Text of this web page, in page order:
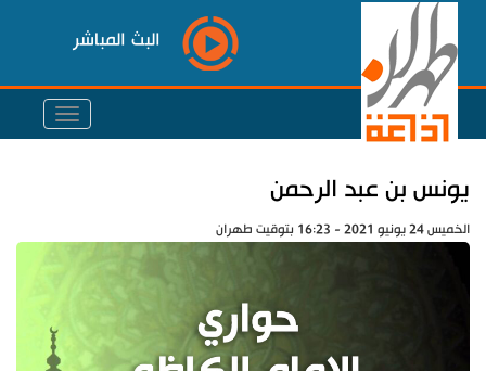
البث المباشر
يونس بن عبد الرحمن
الخميس 24 يونيو 2021 - 16:23 بتوقيت طهران